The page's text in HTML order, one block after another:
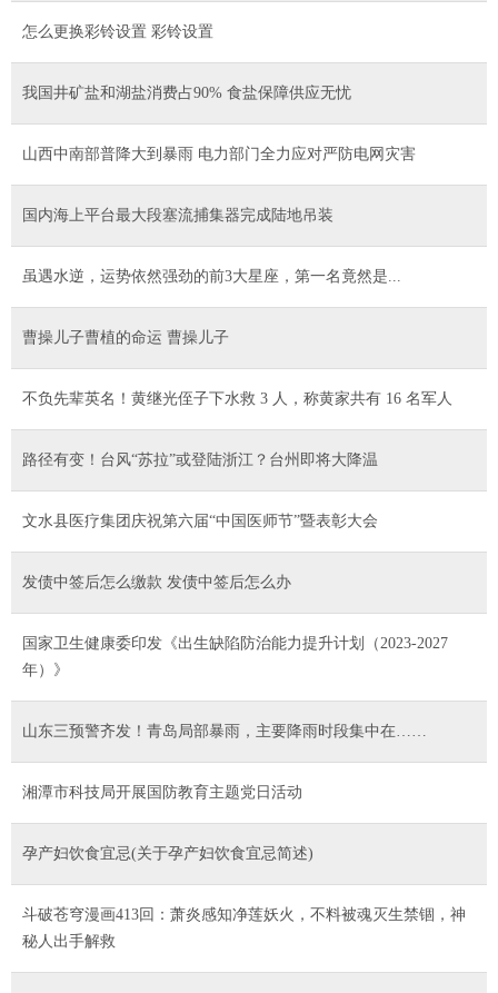
怎么更换彩铃设置 彩铃设置
我国井矿盐和湖盐消费占90% 食盐保障供应无忧
山西中南部普降大到暴雨 电力部门全力应对严防电网灾害
国内海上平台最大段塞流捕集器完成陆地吊装
虽遇水逆，运势依然强劲的前3大星座，第一名竟然是...
曹操儿子曹植的命运 曹操儿子
不负先辈英名！黄继光侄子下水救 3 人，称黄家共有 16 名军人
路径有变！台风“苏拉”或登陆浙江？台州即将大降温
文水县医疗集团庆祝第六届“中国医师节”暨表彰大会
发债中签后怎么缴款 发债中签后怎么办
国家卫生健康委印发《出生缺陷防治能力提升计划（2023-2027
年）》
山东三预警齐发！青岛局部暴雨，主要降雨时段集中在……
湘潭市科技局开展国防教育主题党日活动
孕产妇饮食宜忌(关于孕产妇饮食宜忌简述)
斗破苍穹漫画413回：萧炎感知净莲妖火，不料被魂灭生禁锢，神
秘人出手解救